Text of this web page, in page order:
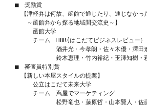
■　奨励賞
【津軽弁は何故、函館で通じたり、通じなかっ
～函館弁から探る地域間交流史～】
函館大学
チーム　HBR(はこだてビジネスレビュー）
酒井光・今孝朗・佐々木優・澤田遼太
鈴木恵理・竹内裕紀・玉澤知樹・萩野
■　審査員特別賞
【新しい本屋スタイルの提案】
公立はこだて未来大学
チーム　蔦屋でマーケティング
松野竜也・藤原哲・山本賢人・佐藤正